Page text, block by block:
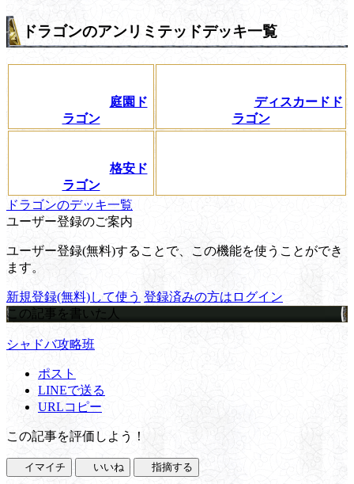
ドラゴンのアンリミテッドデッキ一覧
庭園ド
ラゴン
ディスカードド
ラゴン
格安ド
ラゴン
ドラゴンのデッキ一覧
ユーザー登録のご案内
ユーザー登録(無料)することで、この機能を使うことができ
ます。
新規登録(無料)して使う 登録済みの方はログイン
この記事を書いた人
シャドバ攻略班
ポスト
LINEで送る
URLコピー
この記事を評価しよう！
イマイチ いいね 指摘する